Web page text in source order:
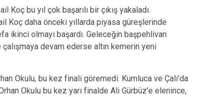
bu yıl çok başarılı bir çıkış yakaladı.
Koç daha önceki yıllarda piyasa güreşlerinde
ikinci olmayı başardı. Geleceğin başpehlivan
çalışmaya devam ederse altın kemerin yeni
Okulu, bu kez finali göremedi. Kumluca ve Çalı’da
Okulu bu kez yarı finalde Ali Gürbüz’e elenince,